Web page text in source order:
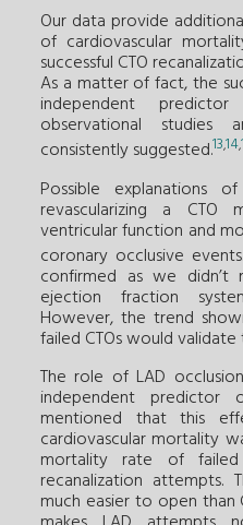
Our data provide
of cardiovascular
successful CTO
As a matter of fact, the
independent
observational studies
consistently suggested.13,14,
Possible explanations
revascularizing a
ventricular function and
coronary occlusive events.
confirmed as we didn’t
ejection fraction
However, the trend
failed CTOs would
The role of LAD
independent
mentioned that this
cardiovascular mortality
mortality rate of
recanalization attempts.
much easier to open than